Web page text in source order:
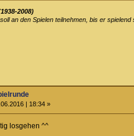
2008)
an den Spielen teilnehmen, bis er spielend
| 18:34 »
losgehen ^^